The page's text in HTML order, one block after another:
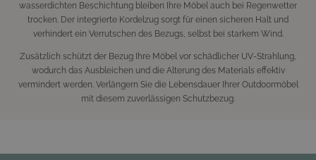
wasserdichten Beschichtung bleiben Ihre Möbel auch bei Regenwetter
trocken. Der integrierte Kordelzug sorgt für einen sicheren Halt und
verhindert ein Verrutschen des Bezugs, selbst bei starkem Wind.
Zusätzlich schützt der Bezug Ihre Möbel vor schädlicher UV-Strahlung,
wodurch das Ausbleichen und die Alterung des Materials effektiv
vermindert werden. Verlängern Sie die Lebensdauer Ihrer Outdoormöbel
mit diesem zuverlässigen Schutzbezug.